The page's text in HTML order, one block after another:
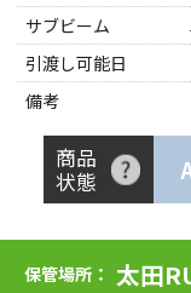
サブビーム
引渡し可能日
備考
商品
状態
保管場所： 太田